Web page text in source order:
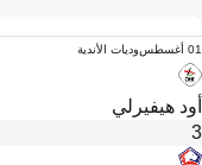
01 أغسطس وديات الأندية
أود هيفيرلي
3